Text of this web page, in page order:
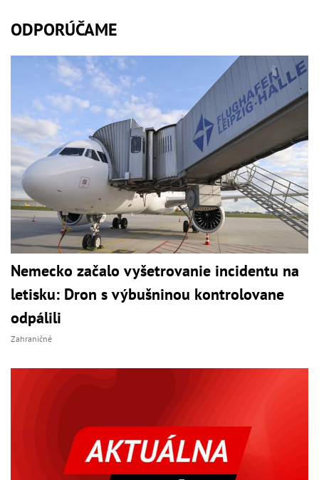
ODPORÚČAME
Nemecko začalo vyšetrovanie incidentu na
letisku: Dron s výbušninou kontrolovane
odpálili
Zahraničné